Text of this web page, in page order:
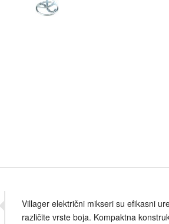
Villager električni mikseri su efikasni
različite vrste boja. Kompaktna